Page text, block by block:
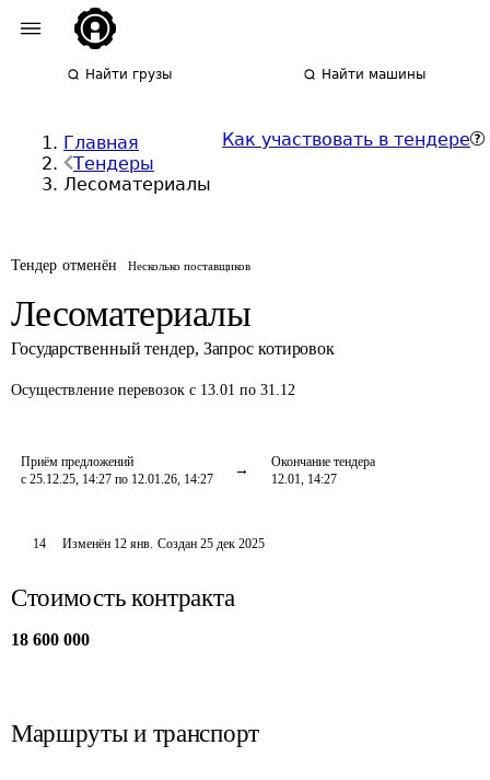
Найти грузы Найти машины
Главная
Тендеры
Лесоматериалы
Как участвовать в тендере
Тендер отменён Несколько поставщиков
Лесоматериалы
Государственный тендер, Запрос котировок
Осуществление перевозок с 13.01 по 31.12
Приём предложений
с 25.12.25, 14:27 по 12.01.26, 14:27
Окончание тендера
12.01, 14:27
14 Изменён 12 янв. Создан 25 дек 2025
Стоимость контракта
18 600 000
Маршруты и транспорт